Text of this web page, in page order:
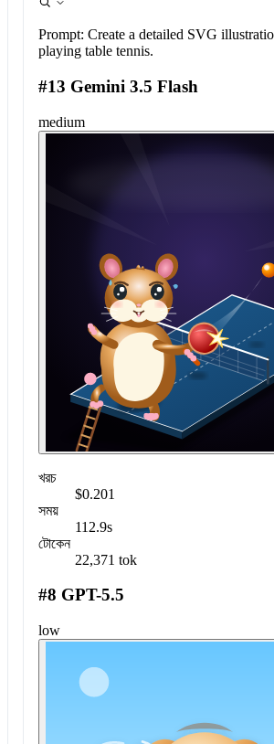
Prompt: Create a detailed SVG
playing table tennis.
#13 Gemini 3.5 Flash
medium
খরচ
$0.201
সময়
112.9s
টোকেন
22,371 tok
#8 GPT-5.5
low